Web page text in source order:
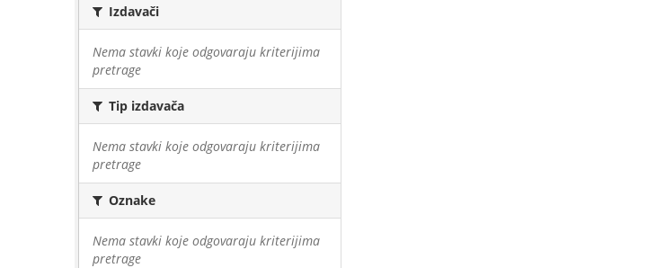
Izdavači
Nema stavki koje odgovaraju kriterijima
pretrage
Tip izdavača
Nema stavki koje odgovaraju kriterijima
pretrage
Oznake
Nema stavki koje odgovaraju kriterijima
pretrage